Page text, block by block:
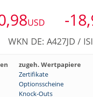
USD -
WKN DE: A427JD /
zugeh. Wertpapiere
Zertifikate
Optionsscheine
Knock-Outs